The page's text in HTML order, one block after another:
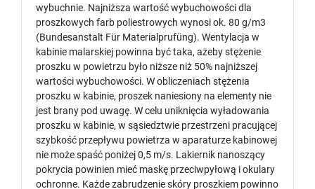
wybuchnie. Najniższa wartość wybuchowości dla
proszkowych farb poliestrowych wynosi ok. 80 g/m3
(Bundesanstalt Für Materialprufüng). Wentylacja w
kabinie malarskiej powinna być taka, ażeby stężenie
proszku w powietrzu było niższe niż 50% najniższej
wartości wybuchowości. W obliczeniach stężenia
proszku w kabinie, proszek naniesiony na elementy nie
jest brany pod uwagę. W celu uniknięcia wyładowania
proszku w kabinie, w sąsiedztwie przestrzeni pracującej
szybkość przepływu powietrza w aparaturze kabinowej
nie może spaść poniżej 0,5 m/s. Lakiernik nanoszący
pokrycia powinien mieć maskę przeciwpyłową i okulary
ochronne. Każde zabrudzenie skóry proszkiem powinno